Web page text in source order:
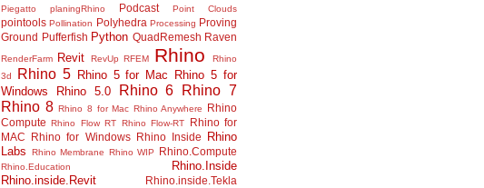
Piegatto
planingRhino Podcast Point Clouds
pointools Pollination Polyhedra Processing Proving
Ground Pufferfish Python QuadRemesh Raven
RenderFarm Revit RevUp RFEM Rhino
Rhino
3d
Rhino 5 Rhino 5 for Mac
Rhino 5 for
Windows
Rhino 5.0 Rhino 6
Rhino 7
Rhino 8 Rhino 8 for Mac Rhino Anywhere
Rhino
Compute Rhino Flow RT Rhino Flow-RT
Rhino for
MAC
Rhino for Windows Rhino Inside
Rhino
Labs
Rhino Membrane Rhino WIP Rhino.Compute
Rhino.Education
Rhino.Inside
Rhino.inside.Revit
Rhino.inside.Tekla